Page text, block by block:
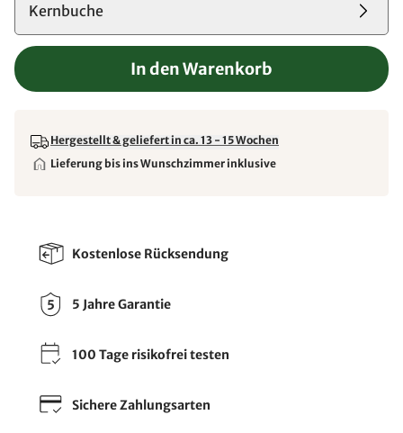
Kernbuche
In den Warenkorb
Hergestellt & geliefert in ca. 13 - 15 Wochen
Lieferung bis ins Wunschzimmer inklusive
Kostenlose Rücksendung
5 Jahre Garantie
100 Tage risikofrei testen
Sichere Zahlungsarten